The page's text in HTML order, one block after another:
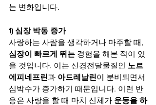
는 변화입니다.
1) 심장 박동 증가
사랑하는 사람을 생각하거나 마주할 때,
심장이 빠르게 뛰는 경험을 해본 적이 있
을 것입니다. 이는 신경전달물질인 노르
에피네프린과 아드레날린이 분비되면서
심박수가 증가하기 때문입니다. 이런 반
응은 사랑을 할 때 마치 신체가 운동을 하